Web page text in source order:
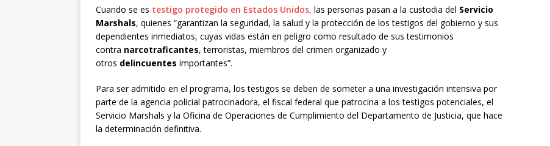
Cuando se es testigo protegido en Estados Unidos, las personas pasan a la custodia del Servicio
Marshals, quienes “garantizan la seguridad, la salud y la protección de los testigos del gobierno y sus
dependientes inmediatos, cuyas vidas están en peligro como resultado de sus testimonios
contra narcotraficantes, terroristas, miembros del crimen organizado y
otros delincuentes importantes”.
Para ser admitido en el programa, los testigos se deben de someter a una investigación intensiva por
parte de la agencia policial patrocinadora, el fiscal federal que patrocina a los testigos potenciales, el
Servicio Marshals y la Oficina de Operaciones de Cumplimiento del Departamento de Justicia, que hace
la determinación definitiva.